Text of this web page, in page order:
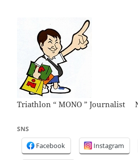
Triathlon “ MONO ” Journalist
SNS
Facebook Instagram